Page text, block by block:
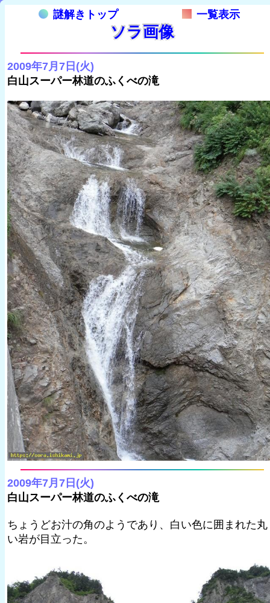
謎解きトップ 一覧表示
ソラ画像
2009年7月7日(火)
白山スーパー林道のふくべの滝
2009年7月7日(火)
白山スーパー林道のふくべの滝
ちょうどお汁の角のようであり、白い色に囲まれた丸
い岩が目立った。